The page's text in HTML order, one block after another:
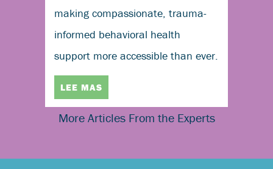
making compassionate, trauma-
informed behavioral health
support more accessible than ever.
LEE MAS
More Articles From the Experts